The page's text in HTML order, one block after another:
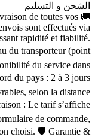
الشحن و التسليم
de toutes vos
sont effectués via
rapidité et fiabilité.
du transporteur (point
du service dans
du pays : 2 à 3 jours
selon la distance
: Le tarif s’affiche
de commande,
choisi. 🛡 Garantie &